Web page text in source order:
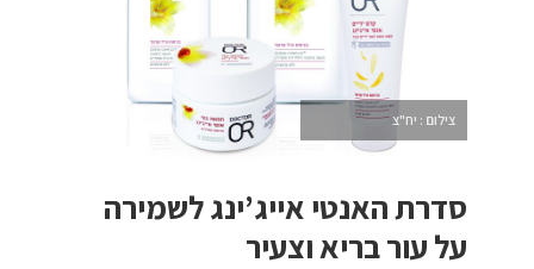
צילום : יח"צ
סדרת האנטי אייג’ינג לשמירה
על עור בריא וצעיר